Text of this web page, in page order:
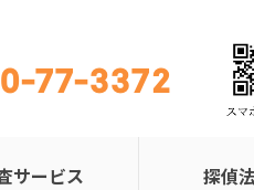
77-3372
サービス 探偵